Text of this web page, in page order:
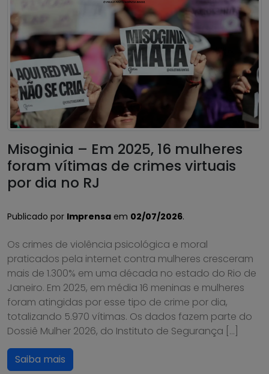
Misoginia – Em 2025, 16 mulheres
foram vítimas de crimes virtuais
por dia no RJ
Publicado por Imprensa em 02/07/2026.
Os crimes de violência psicológica e moral
praticados pela internet contra mulheres cresceram
mais de 1.300% em uma década no estado do Rio de
Janeiro. Em 2025, em média 16 meninas e mulheres
foram atingidas por esse tipo de crime por dia,
totalizando 5.970 vítimas. Os dados fazem parte do
Dossiê Mulher 2026, do Instituto de Segurança […]
Saiba mais